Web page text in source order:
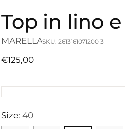
Top in lino
MARELLASKU: 2613161071200 3
Prezzo
€125,00
Size: 40